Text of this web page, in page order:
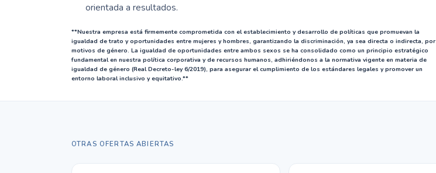
orientada a resultados.
**Nuestra empresa está firmemente comprometida con el establecimiento y desarrollo de políticas que promuevan la
igualdad de trato y oportunidades entre mujeres y hombres, garantizando la discriminación, ya sea directa o indirecta, por
motivos de género. La igualdad de oportunidades entre ambos sexos se ha consolidado como un principio estratégico
fundamental en nuestra política corporativa y de recursos humanos, adhiriéndonos a la normativa vigente en materia de
igualdad de género (Real Decreto-ley 6/2019), para asegurar el cumplimiento de los estándares legales y promover un
entorno laboral inclusivo y equitativo.**
OTRAS OFERTAS ABIERTAS